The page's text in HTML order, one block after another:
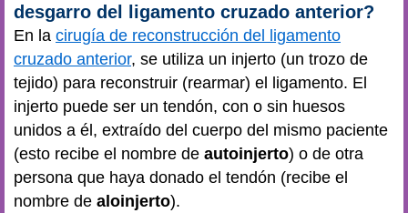
desgarro del ligamento cruzado anterior?
En la cirugía de reconstrucción del ligamento
cruzado anterior, se utiliza un injerto (un trozo de
tejido) para reconstruir (rearmar) el ligamento. El
injerto puede ser un tendón, con o sin huesos
unidos a él, extraído del cuerpo del mismo paciente
(esto recibe el nombre de autoinjerto) o de otra
persona que haya donado el tendón (recibe el
nombre de aloinjerto).